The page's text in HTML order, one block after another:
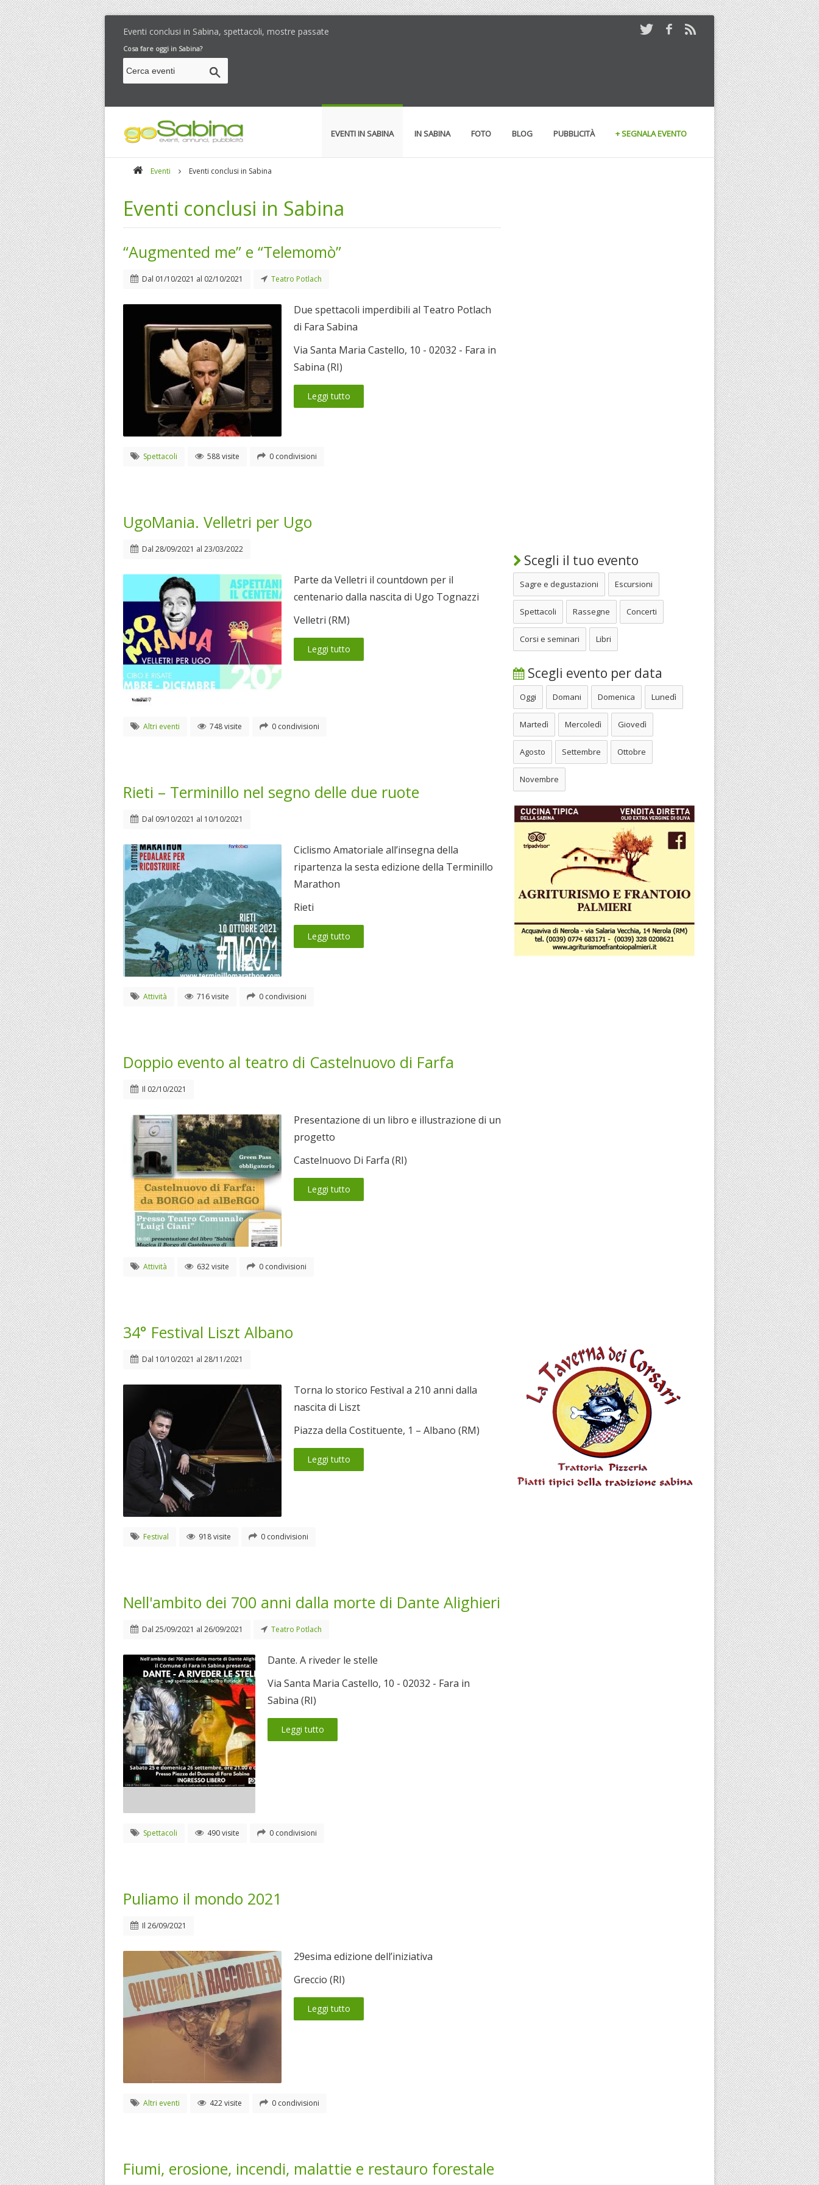
Eventi conclusi in Sabina, spettacoli, mostre passate
Cosa fare oggi in Sabina?
EVENTI IN SABINA IN SABINA FOTO BLOG PUBBLICITÀ + SEGNALA EVENTO
Eventi Eventi conclusi in Sabina
Eventi conclusi in Sabina
“Augmented me” e “Telemomò”
Dal 01/10/2021 al 02/10/2021 Teatro Potlach
Due spettacoli imperdibili al Teatro Potlach
di Fara Sabina
Via Santa Maria Castello, 10 - 02032 - Fara in
Sabina (RI)
Leggi tutto
Spettacoli 588 visite 0 condivisioni
UgoMania. Velletri per Ugo
Dal 28/09/2021 al 23/03/2022
Parte da Velletri il countdown per il
centenario dalla nascita di Ugo Tognazzi
Velletri (RM)
Leggi tutto
Altri eventi 748 visite 0 condivisioni
Rieti – Terminillo nel segno delle due ruote
Dal 09/10/2021 al 10/10/2021
Ciclismo Amatoriale all’insegna della
ripartenza la sesta edizione della Terminillo
Marathon
Rieti
Leggi tutto
Attività 716 visite 0 condivisioni
Doppio evento al teatro di Castelnuovo di Farfa
Il 02/10/2021
Presentazione di un libro e illustrazione di un
progetto
Castelnuovo Di Farfa (RI)
Leggi tutto
Attività 632 visite 0 condivisioni
34° Festival Liszt Albano
Dal 10/10/2021 al 28/11/2021
Torna lo storico Festival a 210 anni dalla
nascita di Liszt
Piazza della Costituente, 1 – Albano (RM)
Leggi tutto
Festival 918 visite 0 condivisioni
Nell'ambito dei 700 anni dalla morte di Dante Alighieri
Dal 25/09/2021 al 26/09/2021 Teatro Potlach
Dante. A riveder le stelle
Via Santa Maria Castello, 10 - 02032 - Fara in
Sabina (RI)
Leggi tutto
Spettacoli 490 visite 0 condivisioni
Puliamo il mondo 2021
Il 26/09/2021
29esima edizione dell’iniziativa
Greccio (RI)
Leggi tutto
Altri eventi 422 visite 0 condivisioni
Fiumi, erosione, incendi, malattie e restauro forestale
Scegli il tuo evento
Sagre e degustazioni Escursioni
Spettacoli Rassegne Concerti
Corsi e seminari Libri
Scegli evento per data
Oggi Domani Domenica Lunedì
Martedì Mercoledì Giovedì
Agosto Settembre Ottobre
Novembre